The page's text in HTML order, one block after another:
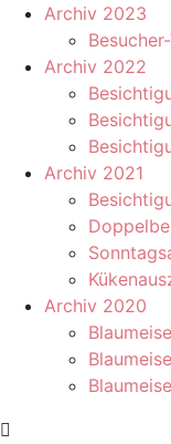
Archiv 2023
Archiv 2022
Archiv 2021
Archiv 2020